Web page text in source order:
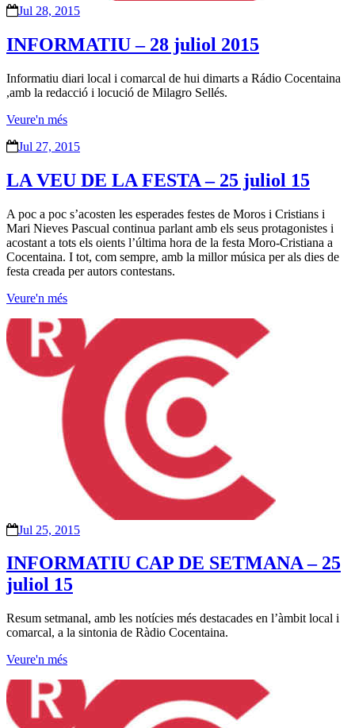
Jul 28, 2015
INFORMATIU – 28 juliol 2015
Informatiu diari local i comarcal de hui dimarts a Rádio Cocentaina
,amb la redacció i locució de Milagro Sellés.
Veure'n més
Jul 27, 2015
LA VEU DE LA FESTA – 25 juliol 15
A poc a poc s’acosten les esperades festes de Moros i Cristians i
Mari Nieves Pascual continua parlant amb els seus protagonistes i
acostant a tots els oients l’última hora de la festa Moro-Cristiana a
Cocentaina. I tot, com sempre, amb la millor música per als dies de
festa creada per autors contestans.
Veure'n més
Jul 25, 2015
INFORMATIU CAP DE SETMANA – 25
juliol 15
Resum setmanal, amb les notícies més destacades en l’àmbit local i
comarcal, a la sintonia de Ràdio Cocentaina.
Veure'n més